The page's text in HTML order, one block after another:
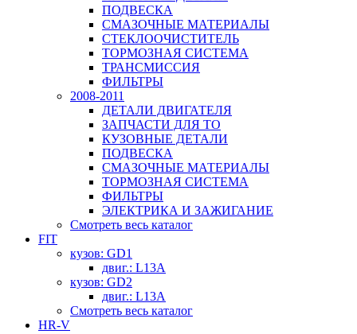
ПОДВЕСКА
СМАЗОЧНЫЕ МАТЕРИАЛЫ
СТЕКЛООЧИСТИТЕЛЬ
ТОРМОЗНАЯ СИСТЕМА
ТРАНСМИССИЯ
ФИЛЬТРЫ
2008-2011
ДЕТАЛИ ДВИГАТЕЛЯ
ЗАПЧАСТИ ДЛЯ ТО
КУЗОВНЫЕ ДЕТАЛИ
ПОДВЕСКА
СМАЗОЧНЫЕ МАТЕРИАЛЫ
ТОРМОЗНАЯ СИСТЕМА
ФИЛЬТРЫ
ЭЛЕКТРИКА И ЗАЖИГАНИЕ
Смотреть весь каталог
FIT
кузов: GD1
двиг.: L13A
кузов: GD2
двиг.: L13A
Смотреть весь каталог
HR-V